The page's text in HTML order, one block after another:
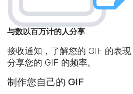
与数以百万计的人分享
接收通知，了解您的 GIF 的表
分享您的 GIF 的频率。
制作您自己的 GIF